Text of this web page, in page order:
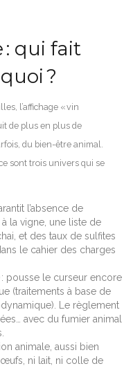
: qui fait
?
l’affichage « vin
de plus en plus de
du bien-être animal.
sont trois univers qui se
l’absence de
la vigne, une liste de
et des taux de sulfites
le cahier des charges
: pousse le curseur encore
(traitements à base de
Le règlement
avec du fumier animal
animale, aussi bien
ni lait, ni colle de